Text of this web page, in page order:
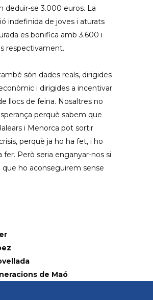
deduir-se 3.000 euros. La
indefinida de joves i aturats
es bonifica amb 3.600 i
respectivament.
són dades reals, dirigides
i dirigides a incentivar
llocs de feina. Nosaltres no
perquè sabem que
i Menorca pot sortir
perquè ja ho ha fet, i ho
fer. Però seria enganyar-nos si
que ho aconseguirem sense
de Maó